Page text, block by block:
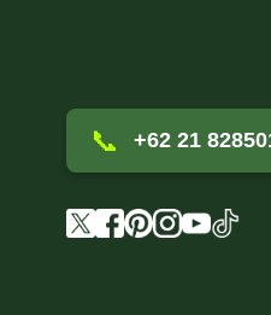
📞 +62 21